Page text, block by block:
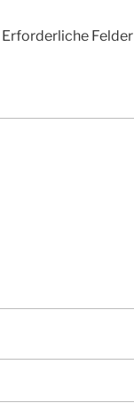
Erforderliche Felder